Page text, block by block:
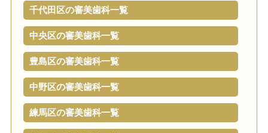
千代田区の審美歯科一覧
中央区の審美歯科一覧
豊島区の審美歯科一覧
中野区の審美歯科一覧
練馬区の審美歯科一覧